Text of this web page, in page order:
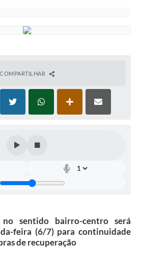
COMPARTILHAR
sentido bairro-centro será
feira (6/7) para continuidade
de recuperação